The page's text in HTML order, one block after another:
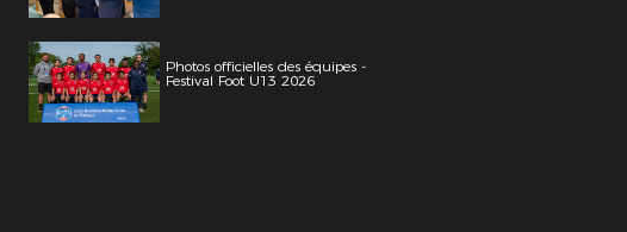
Photos officielles des équipes -
Festival Foot U13 2026